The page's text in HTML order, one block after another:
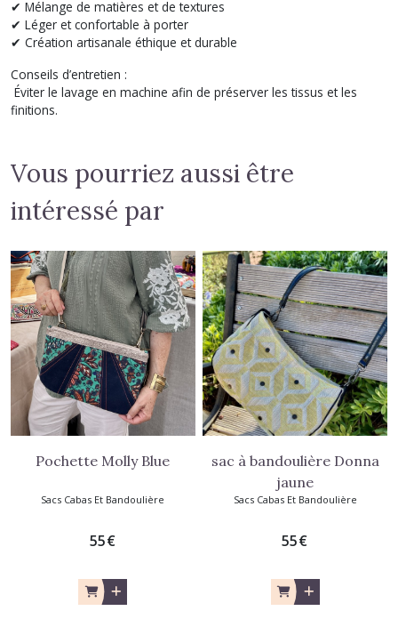
✔ Mélange de matières et de textures
✔ Léger et confortable à porter
✔ Création artisanale éthique et durable
Conseils d’entretien :
Éviter le lavage en machine afin de préserver les tissus et les
finitions.
Vous pourriez aussi être
intéressé par
Pochette Molly Blue
Sacs Cabas Et Bandoulière
55€
sac à bandoulière Donna
jaune
Sacs Cabas Et Bandoulière
55€